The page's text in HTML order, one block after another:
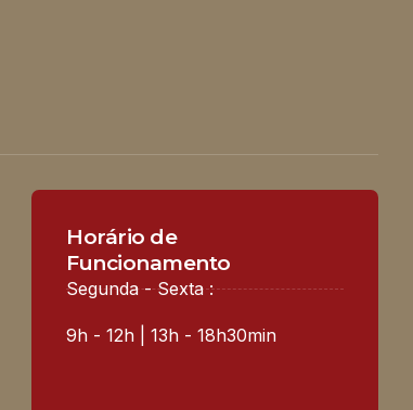
Horário de
Funcionamento
Segunda - Sexta :
9h - 12h | 13h - 18h30min